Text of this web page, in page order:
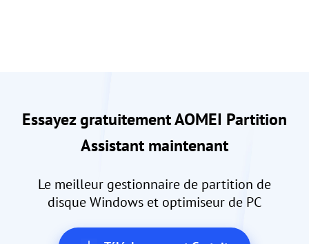
Essayez gratuitement AOMEI Partition
Assistant maintenant
Le meilleur gestionnaire de partition de
disque Windows et optimiseur de PC